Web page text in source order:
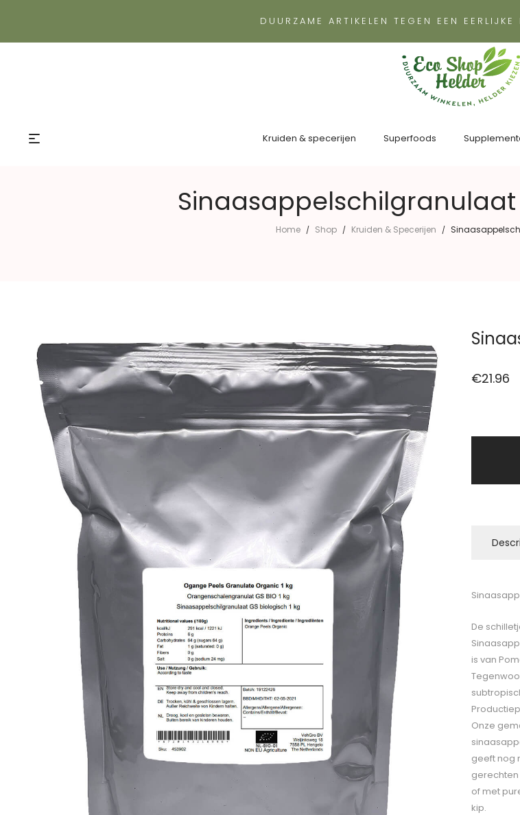
DUURZAME ARTIKELEN TEGEN EEN EERLIJKE
Kruiden & specerijen Superfoods
Sinaasappelschilgranulaat
Home / Shop / Kruiden & Specerijen /
€21.96
De
is van
Onze
geeft nog
of met
kip.